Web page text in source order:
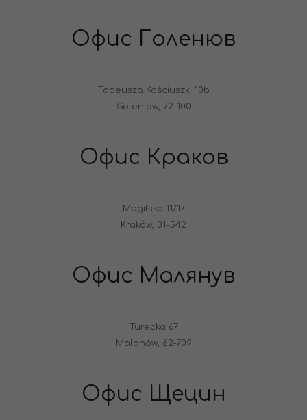
Офис Голенюв
Tadeusza Kościuszki 10b
Goleniów, 72-100
Офис Краков
Mogilska 11/17
Kraków, 31-542
Офис Малянув
Turecka 67
Malanów, 62-709
Офис Щецин